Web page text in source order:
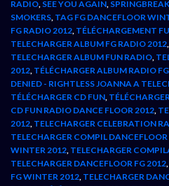
RADIO SEE YOU AGAIN
SMOKERS TAG FG DANCEFLOOR
FG RADIO 2012 TÉLÉCHARGEMENT
TELECHARGER ALBUM FG RADIO 2012
TELECHARGER ALBUM FUN RADIO
2012 TÉLÉCHARGER ALBUM RADIO
DENIED - RIGHTLESS JOANNA A
TÉLÉCHARGER CD FUN
CD FUN RADIO DANCE FLOOR 2012
2012 TELECHARGER CELEBRATION
TELECHARGER COMPIL
WINTER 2012 TELECHARGER
TELECHARGER DANCEFLOOR FG 2012
FG WINTER 2012 TELECHARGER